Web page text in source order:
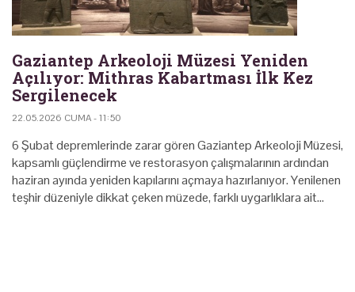
Gaziantep Arkeoloji Müzesi Yeniden
Açılıyor: Mithras Kabartması İlk Kez
Sergilenecek
22.05.2026 CUMA - 11:50
6 Şubat depremlerinde zarar gören Gaziantep Arkeoloji Müzesi,
kapsamlı güçlendirme ve restorasyon çalışmalarının ardından
haziran ayında yeniden kapılarını açmaya hazırlanıyor. Yenilenen
teşhir düzeniyle dikkat çeken müzede, farklı uygarlıklara ait…